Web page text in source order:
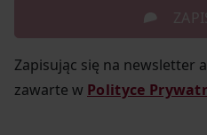
Zapisując się na newsletter
zawarte w Polityce